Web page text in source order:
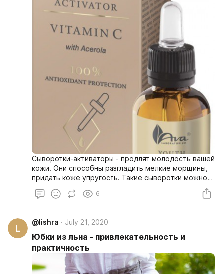
Сыворотки-активаторы - продлят молодость вашей
кожи. Они способны разгладить мелкие морщины,
придать коже упругость. Такие сыворотки можно
доступное и эффективное средство для ухода в
6
L
@lishra July 21, 2020
Юбки из льна - привлекательность и
практичность